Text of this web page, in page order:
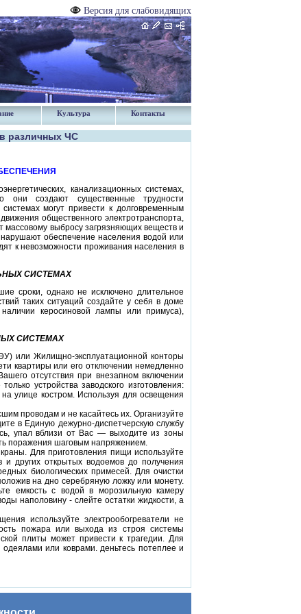
Версия для слабовидящих
Культура Контакты
различных ЧС
канализационных системах,
они создают существенные трудности
могут привести к долговременным
общественного электротранспорта,
массовому выбросу загрязняющих веществ и
обеспечение населения водой или
к невозможности проживания населения в
СИСТЕМАХ
сроки, однако не исключено длительное
таких ситуаций создайте у себя в доме
наличии керосиновой лампы или примуса),
СИСТЕМАХ
или Жилищно-эксплуатационной конторы
квартиры или его отключении немедленно
отсутствия при внезапном включении
устройства завод­ского изготовления:
улице костром. Используя для освещения
проводам и не касайтесь их. Организуйте
в Единую дежурно-диспетчерскую службу
упал вблизи от Вас — выходите из зоны
пораже­ния шаговым напряжением.
Для приготовления пищи используйте
дру­гих открытых водоемов до получения
биологических примесей. Для очистки
на дно серебряную ложку или монету.
емкость с водой в морозильную камеру
наполовину - слейте остатки жидкости, а
используйте электрообогреватели не
пожара или выхода из строя системы
плиты может привести к трагедии. Для
или коврами. деньтесь потеплее и